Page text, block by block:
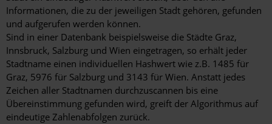
Informationen, die zu der jeweiligen Stadt gehören, gefunden
und aufgerufen werden können.
Sind in einer Datenbank beispielsweise die Städte Graz,
Innsbruck, Salzburg und Wien eingetragen, so erhält jeder
Stadtname einen individuellen Hashwert wie z.B. 1485 für
Graz, 5976 für Salzburg und 3143 für Wien. Anstatt jedes
Zeichen aller Stadtnamen durchzuscannen bis eine
Übereinstimmung gefunden wird, greift der Algorithmus auf
eindeutige Zahlenabfolgen zurück.